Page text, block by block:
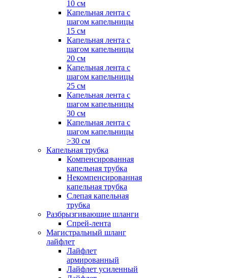
10 см
Капельная лента с
шагом капельницы
15 см
Капельная лента с
шагом капельницы
20 см
Капельная лента с
шагом капельницы
25 см
Капельная лента с
шагом капельницы
30 см
Капельная лента с
шагом капельницы
>30 см
Капельная трубка
Компенсированная
капельная трубка
Некомпенсированная
капельная трубка
Слепая капельная
трубка
Разбрызгивающие шланги
Спрей-лента
Магистральный шланг
лайфлет
Лайфлет
армированный
Лайфлет усиленный